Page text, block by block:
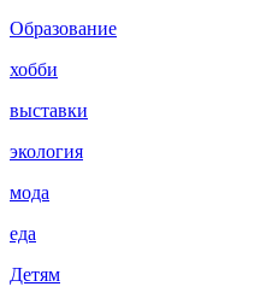
Образование
хобби
выставки
экология
мода
еда
Детям